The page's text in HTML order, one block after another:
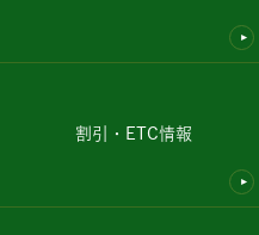
割引・ETC情報